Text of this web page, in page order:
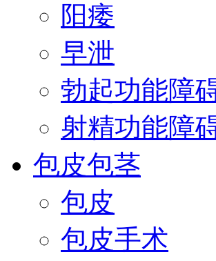
阳痿
早泄
勃起功能障
射精功能障
包皮包茎
包皮
包皮手术